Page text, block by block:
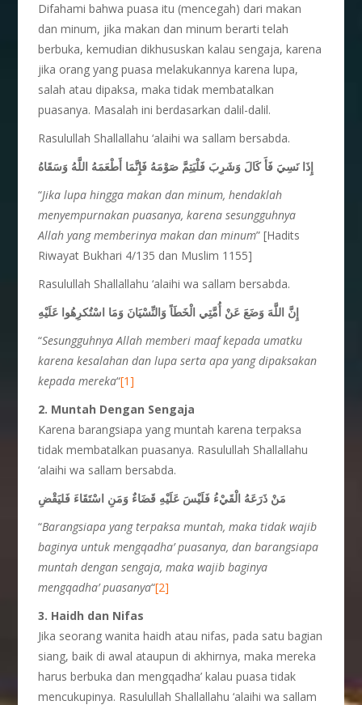
Difahami bahwa puasa itu (mencegah) dari makan
dan minum, jika makan dan minum berarti telah
berbuka, kemudian dikhususkan kalau sengaja, karena
jika orang yang puasa melakukannya karena lupa,
salah atau dipaksa, maka tidak membatalkan
puasanya. Masalah ini berdasarkan dalil-dalil.
Rasulullah Shallallahu ‘alaihi wa sallam bersabda.
إِذَا نَسِيَ فَأَ كَالَ وَشَرِبَ فَلْيَتِمَّ صَوْمَهُ فَإِنَّمَا أَطْعَمَهُ اللَّهُ وَسَقَاهُ
“Jika lupa hingga makan dan minum, hendaklah
menyempurnakan puasanya, karena sesungguhnya
Allah yang memberinya makan dan minum” [Hadits
Riwayat Bukhari 4/135 dan Muslim 1155]
Rasulullah Shallallahu ‘alaihi wa sallam bersabda.
إِنَّ اللَّهَ وَضَعَ عَنْ أُمَّتِي الْخَطَاً وَالنِّسْيَانَ وَمَا اسْتُكرِهُوا عَلَيْهِ
“Sesungguhnya Allah memberi maaf kepada umatku
karena kesalahan dan lupa serta apa yang dipaksakan
kepada mereka“[1]
2. Muntah Dengan Sengaja
Karena barangsiapa yang muntah karena terpaksa
tidak membatalkan puasanya. Rasulullah Shallallahu
‘alaihi wa sallam bersabda.
مَنْ ذَرَعَهُ الْقَيْءُ فَلَيْسَ عَلَيْهِ قَضَاءٌ وَمَنِ اسْتَقَاءَ فَليَقْضِ
“Barangsiapa yang terpaksa muntah, maka tidak wajib
baginya untuk mengqadha’ puasanya, dan barangsiapa
muntah dengan sengaja, maka wajib baginya
mengqadha’ puasanya“[2]
3. Haidh dan Nifas
Jika seorang wanita haidh atau nifas, pada satu bagian
siang, baik di awal ataupun di akhirnya, maka mereka
harus berbuka dan mengqadha’ kalau puasa tidak
mencukupinya. Rasulullah Shallallahu ‘alaihi wa sallam